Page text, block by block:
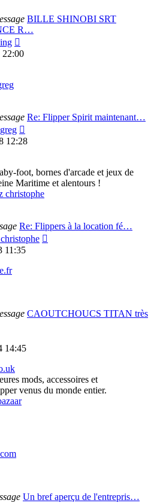
BILLE SHINOBI SRT
R…
le
22:00
Re: Flipper Spirit maintenant…
le
12:28
foot, bornes d'arcade et jeux de
Maritime et alentours !
christophe
Re: Flippers à la location fé…
11:35
CAOUTCHOUCS TITAN très
14:45
mods, accessoires et
venus du monde entier.
Un bref aperçu de l'entrepris…